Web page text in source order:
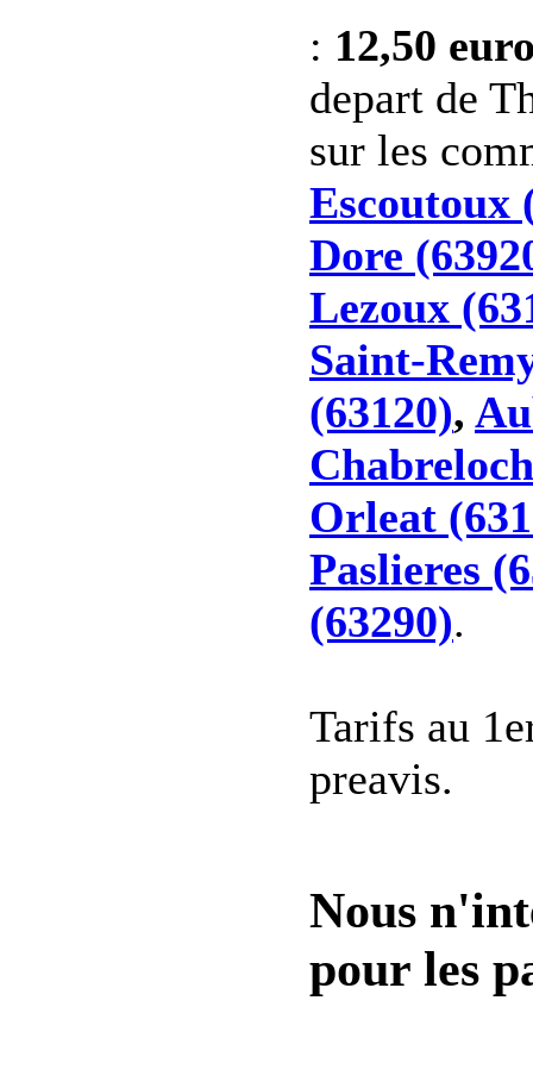
: 12,50
depart de
sur les
Escoutoux
Dore
Lezoux
Saint-
(63120),
Orleat
Paslieres
(63290).
Tarifs au
preavis.
Nous
pour les